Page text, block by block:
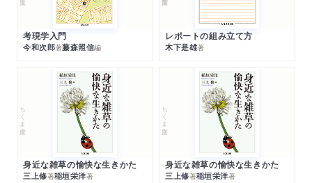
考現学入門
今和次郎著藤森照信編
レポートの組み立て方
木下是雄著
ちくま文庫
身近な雑草の愉快な生きかた
三上修著稲垣栄洋著
ちくま文庫
身近な雑草の愉快な生きかた
三上修著稲垣栄洋著